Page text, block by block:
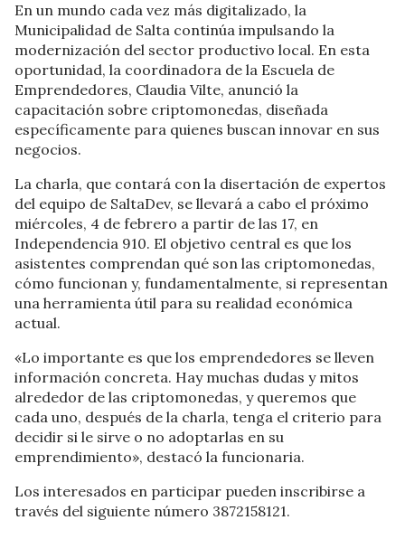
En un mundo cada vez más digitalizado, la
Municipalidad de Salta continúa impulsando la
modernización del sector productivo local. En esta
oportunidad, la coordinadora de la Escuela de
Emprendedores, Claudia Vilte, anunció la
capacitación sobre criptomonedas, diseñada
específicamente para quienes buscan innovar en sus
negocios.
La charla, que contará con la disertación de expertos
del equipo de SaltaDev, se llevará a cabo el próximo
miércoles, 4 de febrero a partir de las 17, en
Independencia 910. El objetivo central es que los
asistentes comprendan qué son las criptomonedas,
cómo funcionan y, fundamentalmente, si representan
una herramienta útil para su realidad económica
actual.
«Lo importante es que los emprendedores se lleven
información concreta. Hay muchas dudas y mitos
alrededor de las criptomonedas, y queremos que
cada uno, después de la charla, tenga el criterio para
decidir si le sirve o no adoptarlas en su
emprendimiento», destacó la funcionaria.
Los interesados en participar pueden inscribirse a
través del siguiente número 3872158121.